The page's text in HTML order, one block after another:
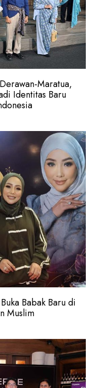
Maratua,
Identitas Baru
Babak Baru di
Muslim